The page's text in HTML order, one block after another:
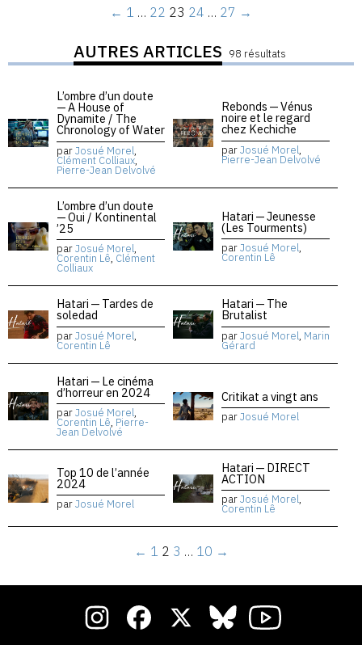
← 1 … 22 23 24 … 27 →
AUTRES ARTICLES 98 résultats
L’ombre d’un doute
— A House of
Dynamite / The
Chronology of Water
parJosué Morel,
Clément Colliaux,
Pierre-Jean Delvolvé
Rebonds — Vénus
noire et le regard
chez Kechiche
parJosué Morel,
Pierre-Jean Delvolvé
L’ombre d’un doute
— Oui / Kontinental
’25
parJosué Morel,
Corentin Lê, Clément
Colliaux
Hatari — Jeunesse
(Les Tourments)
parJosué Morel,
Corentin Lê
Hatari — Tardes de
soledad
parJosué Morel,
Corentin Lê
Hatari — The
Brutalist
parJosué Morel, Marin
Gérard
Hatari — Le cinéma
d’horreur en 2024
parJosué Morel,
Corentin Lê, Pierre-
Jean Delvolvé
Critikat a vingt ans
parJosué Morel
Top 10 de l’année
2024
parJosué Morel
Hatari — DIRECT
ACTION
parJosué Morel,
Corentin Lê
← 1 2 3 … 10 →